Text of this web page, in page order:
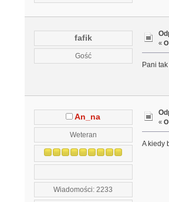
fafik
Gość
«
Pani
An_na
Weteran
Wiadomości: 2233
«
A kiedy